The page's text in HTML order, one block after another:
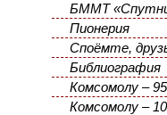
БММТ
Пионерия
Споёмте,
Библиография
Комсомолу –
Комсомолу –